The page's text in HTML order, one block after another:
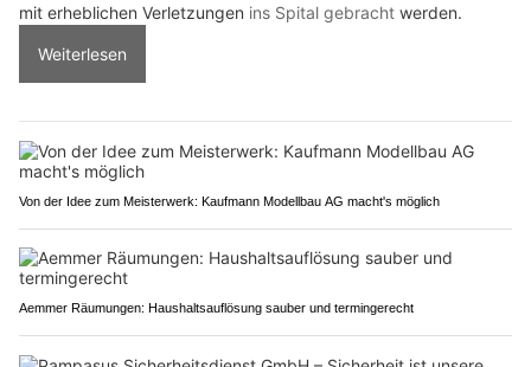
mit erheblichen Verletzungen ins Spital gebracht werden.
Weiterlesen
Von der Idee zum Meisterwerk: Kaufmann Modellbau AG macht's möglich
Aemmer Räumungen: Haushaltsauflösung sauber und termingerecht